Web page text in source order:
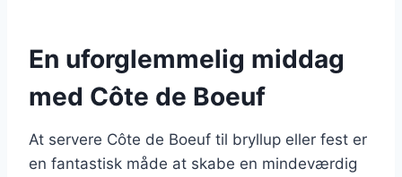
En uforglemmelig middag
med Côte de Boeuf
At servere Côte de Boeuf til bryllup eller fest er
en fantastisk måde at skabe en mindeværdig